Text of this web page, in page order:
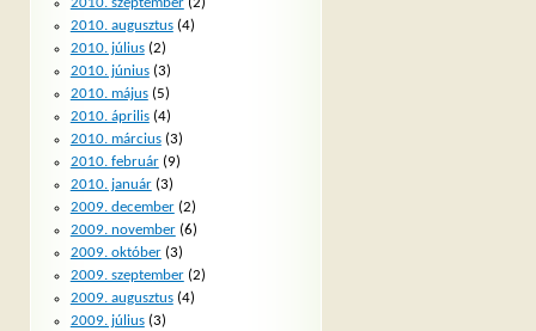
2010. augusztus(4)
2010. július(2)
2010. június(3)
2010. május(5)
2010. április(4)
2010. március(3)
2010. február(9)
2010. január(3)
2009. december(2)
2009. november(6)
2009. október(3)
2009. szeptember(2)
2009. augusztus(4)
2009. július(3)